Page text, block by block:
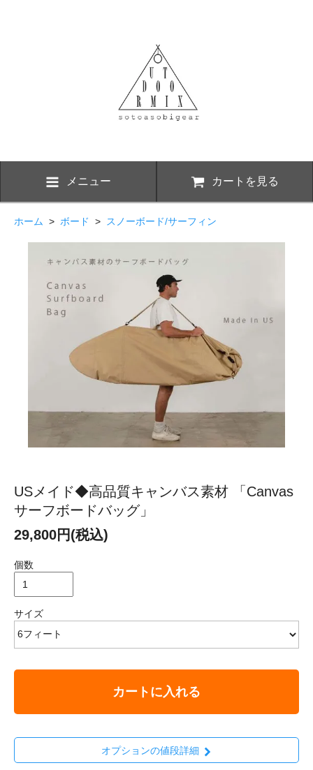
メニュー カートを見る
ホーム > ボード > スノーボード/サーフィン
USメイド◆高品質キャンバス素材 「Canvas
サーフボードバッグ」
29,800円(税込)
個数
サイズ
カートに入れる
オプションの値段詳細